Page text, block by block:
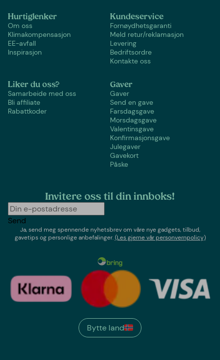
Hurtiglenker
Om oss
Klimakompensasjon
EE-avfall
Inspirasjon
Kundeservice
Fornøydhetsgaranti
Meld retur/reklamasjon
Levering
Bedriftsordre
Kontakte oss
Liker du oss?
Samarbeide med oss
Bli affiliate
Rabattkoder
Gaver
Gaver
Send en gave
Farsdagsgave
Morsdagsgave
Valentinsgave
Konfirmasjonsgave
Julegaver
Gavekort
Påske
Invitere oss til din innboks!
Send
Ja, send meg spennende nyhetsbrev om våre nye gadgets, tilbud,
gavetips og personlige anbefalinger.(Les gjerne vår personvernpolicy)
Bytte land